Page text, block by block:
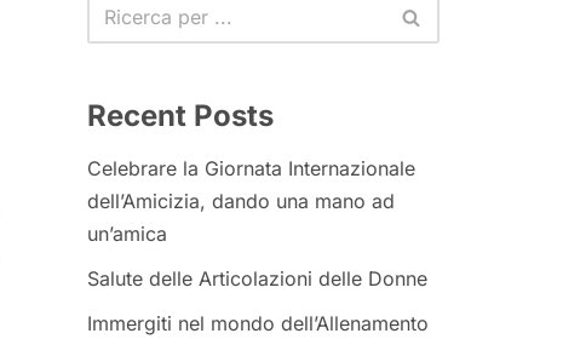
Recent Posts
Celebrare la Giornata Internazionale
dell’Amicizia, dando una mano ad
un’amica
Salute delle Articolazioni delle Donne
Immergiti nel mondo dell’Allenamento